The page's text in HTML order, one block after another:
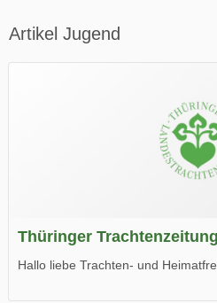
Artikel Jugend
Thüringer
Hallo liebe Trachten- und